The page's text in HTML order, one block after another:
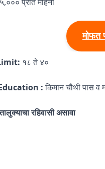
मोफत
Limit: १८ ते ४०
Education :किमान चौथी पास व
रहिवासी असावा